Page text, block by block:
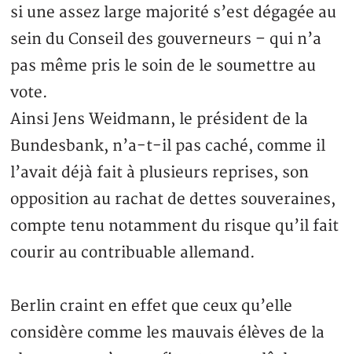
si une assez large majorité s’est dégagée au
sein du Conseil des gouverneurs – qui n’a
pas même pris le soin de le soumettre au
vote.
Ainsi Jens Weidmann, le président de la
Bundesbank, n’a-t-il pas caché, comme il
l’avait déjà fait à plusieurs reprises, son
opposition au rachat de dettes souveraines,
compte tenu notamment du risque qu’il fait
courir au contribuable allemand.
Berlin craint en effet que ceux qu’elle
considère comme les mauvais élèves de la